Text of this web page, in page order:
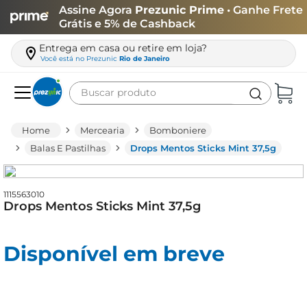
Assine Agora Prezunic Prime • Ganhe Frete
Grátis e 5% de Cashback
Entrega em casa ou retire em loja?
Você está no Prezunic Rio de Janeiro
Buscar produto
Mercearia
Bomboniere
Balas E Pastilhas
Drops Mentos Sticks Mint 37,5g
1115563010
Drops Mentos Sticks Mint 37,5g
Disponível em breve
leite
queijo
azeite